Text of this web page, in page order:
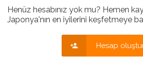
Henüz hesabınız yok mu? Hemen
Japonya'nın en iyilerini keşfetmeye
Hesap